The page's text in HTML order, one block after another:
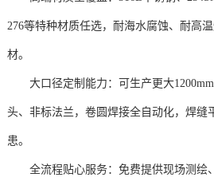
276等特种材质任选，耐海水腐蚀、耐高
材。
大口径定制能力‌：可生产更大
头、非标法兰，卷圆焊接全自动化，焊缝
患。
全流程贴心服务‌：免费提供现场测绘